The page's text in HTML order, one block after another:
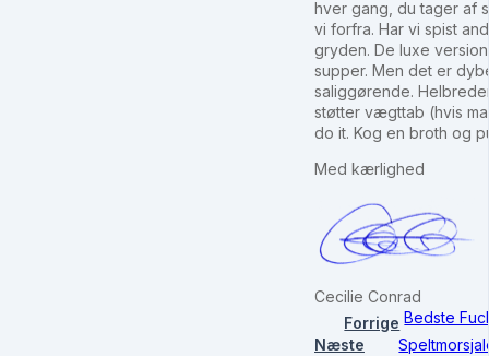
hver gang, du tager af
vi forfra. Har vi spist
gryden. De luxe
supper. Men det er
saliggørende.
støtter vægttab (hvis
do it. Kog en broth og
Med kærlighed
Cecilie Conrad
Forrige Bedste
Næste